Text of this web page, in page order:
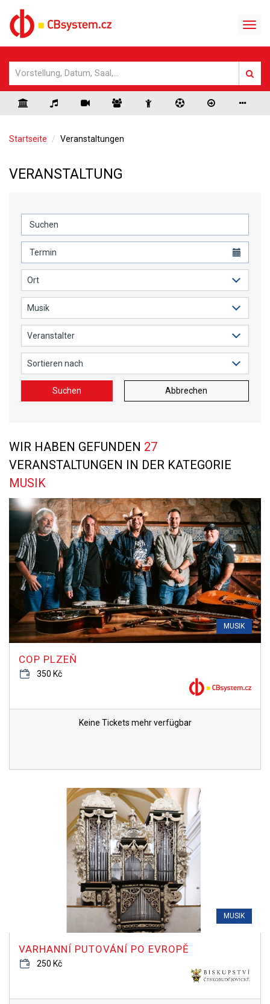
Startseite Veranstaltungen
VERANSTALTUNG
Suchen Abbrechen
WIR HABEN GEFUNDEN 27
VERANSTALTUNGEN IN DER KATEGORIE
MUSIK
MUSIK
COP PLZEŇ
350 Kč
Keine Tickets mehr verfügbar
MUSIK
VARHANNÍ PUTOVÁNÍ PO EVROPĚ
250 Kč